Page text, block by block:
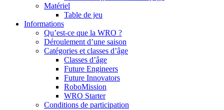
Matériel
Table de jeu
Informations
Qu’est-ce que la WRO ?
Déroulement d’une saison
Catégories et classes d’âge
Classes d’âge
Future Engineers
Future Innovators
RoboMission
WRO Starter
Conditions de participation